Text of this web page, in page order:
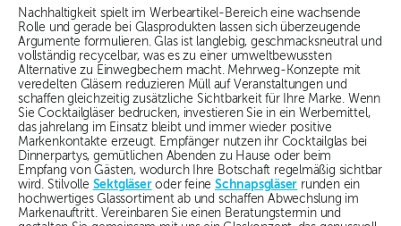
Nachhaltigkeit spielt im Werbeartikel-Bereich eine wachsende
Rolle und gerade bei Glasprodukten lassen sich überzeugende
Argumente formulieren. Glas ist langlebig, geschmacksneutral und
vollständig recycelbar, was es zu einer umweltbewussten
Alternative zu Einwegbechern macht. Mehrweg-Konzepte mit
veredelten Gläsern reduzieren Müll auf Veranstaltungen und
schaffen gleichzeitig zusätzliche Sichtbarkeit für Ihre Marke. Wenn
Sie Cocktailgläser bedrucken, investieren Sie in ein Werbemittel,
das jahrelang im Einsatz bleibt und immer wieder positive
Markenkontakte erzeugt. Empfänger nutzen ihr Cocktailglas bei
Dinnerpartys, gemütlichen Abenden zu Hause oder beim
Empfang von Gästen, wodurch Ihre Botschaft regelmäßig sichtbar
wird. Stilvolle Sektgläseroder feine Schnapsgläser runden ein
hochwertiges Glassortiment ab und schaffen Abwechslung im
Markenauftritt. Vereinbaren Sie einen Beratungstermin und